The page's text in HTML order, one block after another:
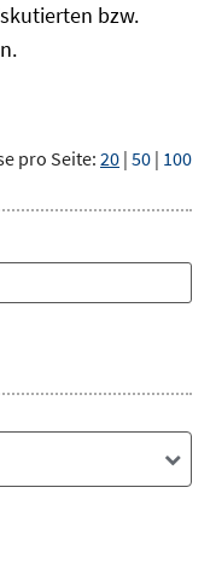
bzw.
pro Seite:20 | 50 | 100